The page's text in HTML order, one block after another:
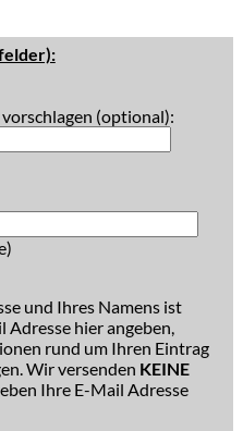
(optional):
und Ihres Namens ist
hier angeben,
rund um Ihren Eintrag
Wir versenden KEINE
Ihre E-Mail Adresse